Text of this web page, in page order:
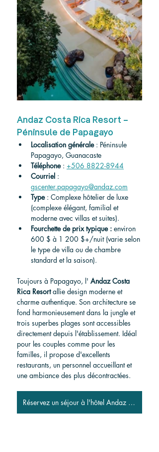
Andaz Costa Rica Resort –
Péninsule de Papagayo
Localisation générale : Péninsule
Papagayo, Guanacaste
Téléphone : +506 8822-8944
Courriel :
gscenter.papagayo@andaz.com
Type : Complexe hôtelier de luxe
(complexe élégant, familial et
moderne avec villas et suites).
Fourchette de prix typique : environ
600 $ à 1 200 $+/nuit (varie selon
le type de villa ou de chambre
standard et la saison).
Toujours à Papagayo, l' Andaz Costa
Rica Resort allie design moderne et
charme authentique. Son architecture se
fond harmonieusement dans la jungle et
trois superbes plages sont accessibles
directement depuis l'établissement. Idéal
pour les couples comme pour les
familles, il propose d'excellents
restaurants, un personnel accueillant et
une ambiance des plus décontractées.
Réservez un séjour à l'hôtel Andaz Costa Rica